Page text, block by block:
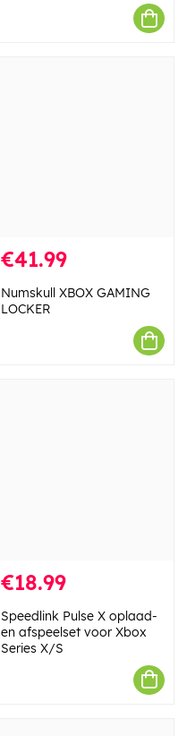
€41.99
Numskull XBOX GAMING
LOCKER
€18.99
Speedlink Pulse X oplaad-
en afspeelset voor Xbox
Series X/S